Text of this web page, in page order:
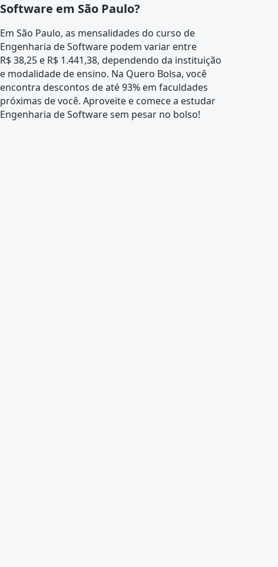
Software em São Paulo?
Em São Paulo, as mensalidades do curso de
Engenharia de Software podem variar entre
R$ 38,25 e R$ 1.441,38, dependendo da instituição
e modalidade de ensino. Na Quero Bolsa, você
encontra descontos de até 93% em faculdades
próximas de você. Aproveite e comece a estudar
Engenharia de Software sem pesar no bolso!